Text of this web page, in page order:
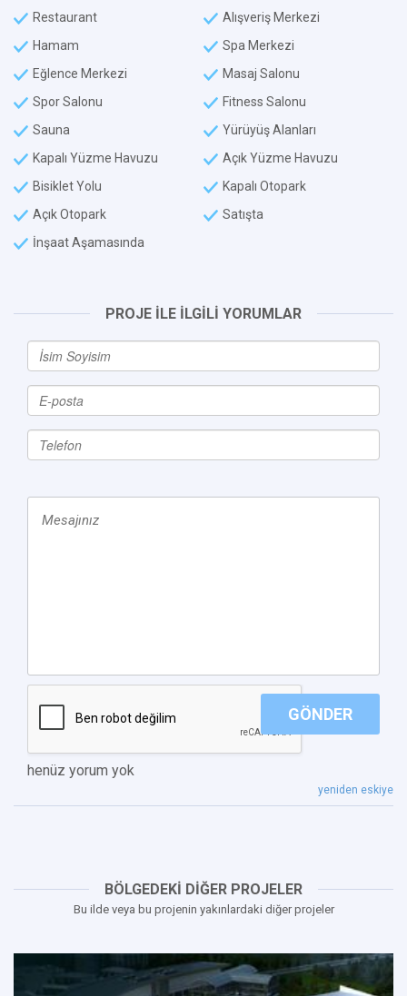
Restaurant
Alışveriş Merkezi
Hamam
Spa Merkezi
Eğlence Merkezi
Masaj Salonu
Spor Salonu
Fitness Salonu
Sauna
Yürüyüş Alanları
Kapalı Yüzme Havuzu
Açık Yüzme Havuzu
Bisiklet Yolu
Kapalı Otopark
Açık Otopark
Satışta
İnşaat Aşamasında
PROJE İLE İLGİLİ YORUMLAR
GÖNDER
henüz yorum yok
yeniden eskiye
BÖLGEDEKİ DİĞER PROJELER
Bu ilde veya bu projenin yakınlardaki diğer projeler